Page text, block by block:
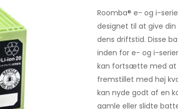
Roomba® e- og i-
designet til at give
dens driftstid. Disse
inden for e- og i-
kan fortsætte med at
fremstillet med høj
kan nyde godt af en
gamle eller slidte